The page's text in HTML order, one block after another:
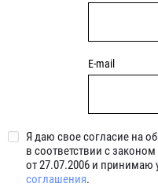
E-mail
Я даю свое согласие на
в соответствии с
от 27.07.2006 и принимаю
соглашения.